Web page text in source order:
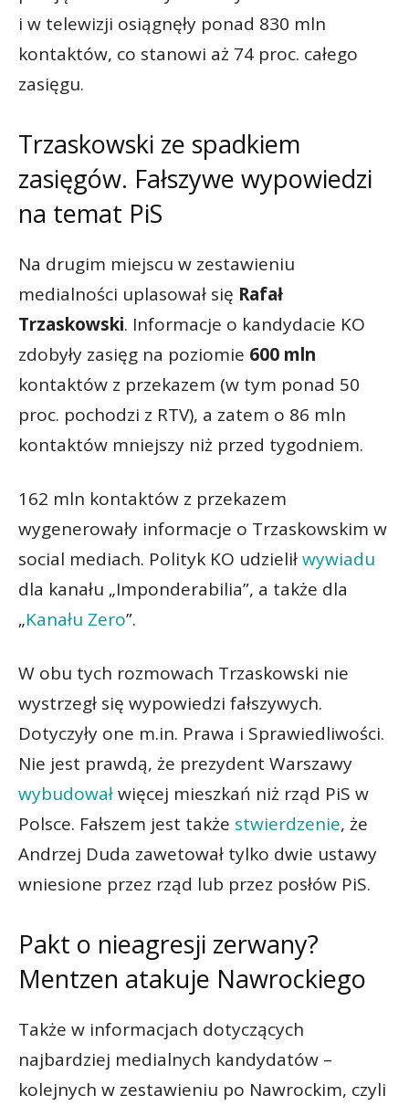
i w telewizji osiągnęły ponad 830 mln
kontaktów, co stanowi aż 74 proc. całego
zasięgu.
Trzaskowski ze spadkiem
zasięgów. Fałszywe wypowiedzi
na temat PiS
Na drugim miejscu w zestawieniu
medialności uplasował się Rafał
Trzaskowski. Informacje o kandydacie KO
zdobyły zasięg na poziomie 600 mln
kontaktów z przekazem (w tym ponad 50
proc. pochodzi z RTV), a zatem o 86 mln
kontaktów mniejszy niż przed tygodniem.
162 mln kontaktów z przekazem
wygenerowały informacje o Trzaskowskim w
social mediach. Polityk KO udzieliłwywiadu
dla kanału „Imponderabilia”, a także dla
„Kanału Zero”.
W obu tych rozmowach Trzaskowski nie
wystrzegł się wypowiedzi fałszywych.
Dotyczyły one m.in. Prawa i Sprawiedliwości.
Nie jest prawdą, że prezydent Warszawy
wybudowałwięcej mieszkań niż rząd PiS w
Polsce. Fałszem jest także stwierdzenie, że
Andrzej Duda zawetował tylko dwie ustawy
wniesione przez rząd lub przez posłów PiS.
Pakt o nieagresji zerwany?
Mentzen atakuje Nawrockiego
Także w informacjach dotyczących
najbardziej medialnych kandydatów –
kolejnych w zestawieniu po Nawrockim, czyli